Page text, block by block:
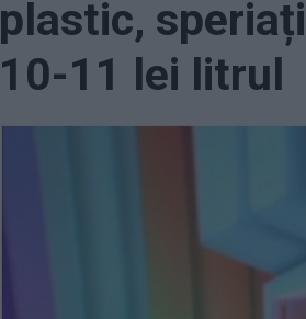
plastic,
10-11 lei litrul